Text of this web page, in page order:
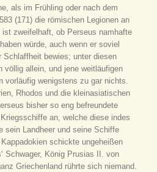
als im Frühling oder nach dem
(171) die römischen Legionen an
zweifelhaft, ob Perseus namhafte
würde, auch wenn er soviel
Schlaffheit bewies; unter diesen
völlig allein, und jene weitläufigen
vorläufig wenigstens zu gar nichts.
Rhodos und die kleinasiatischen
bisher so eng befreundete
an, welche diese indes
sein Landheer und seine Schiffe
schickte ungeheißen
Schwager, König Prusias II. von
Griechenland rührte sich niemand.